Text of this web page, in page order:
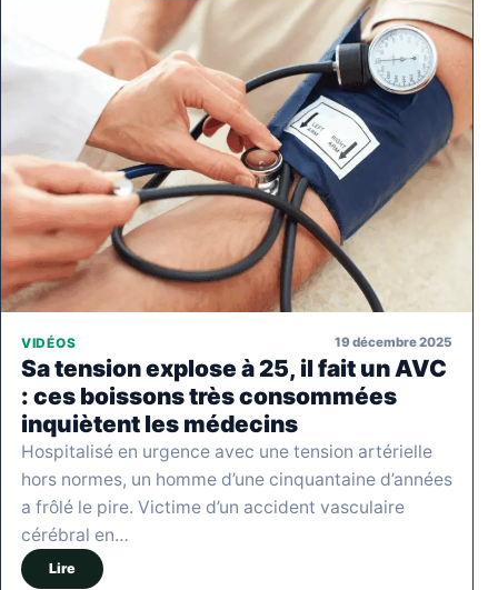
VIDÉOS 19 décembre 2025
Sa tension explose à 25, il fait un AVC
: ces boissons très consommées
inquiètent les médecins
Hospitalisé en urgence avec une tension artérielle
hors normes, un homme d’une cinquantaine d’années
a frôlé le pire. Victime d’un accident vasculaire
cérébral en…
Lire